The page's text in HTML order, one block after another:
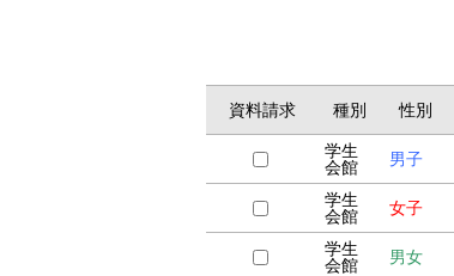
資料請求 種別 性別
学生
会館
男子
学生
会館
女子
学生
会館
男女